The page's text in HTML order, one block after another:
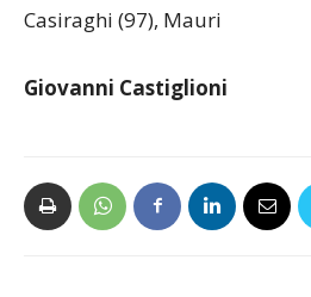
Casiraghi (97), Mauri
Giovanni Castiglioni